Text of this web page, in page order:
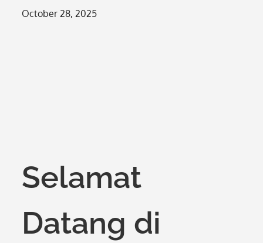
Posted
October 28, 2025
Selamat
Datang di